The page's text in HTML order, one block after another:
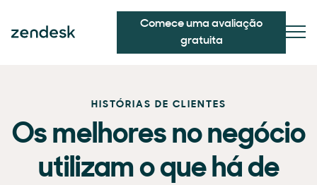
Comece uma avaliação
gratuita
HISTÓRIAS DE CLIENTES
Os melhores no negócio
utilizam o que há de